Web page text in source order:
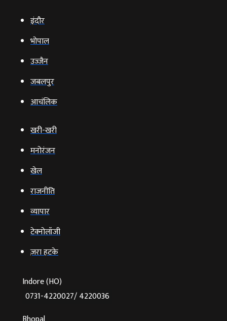
इंदौर
भोपाल
उज्‍जैन
जबलपुर
आचंलिक
खरी-खरी
मनोरंजन
खेल
राजनीति
व्‍यापार
टेक्‍नोलॉजी
ज़रा हटके
Indore (HO)
0731-4220027/ 4220036